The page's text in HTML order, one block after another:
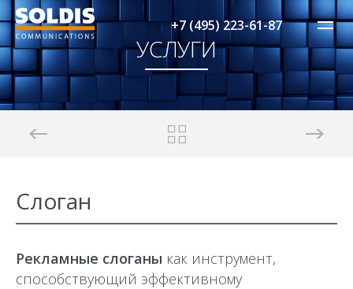
+7 (495) 223-61-87
УСЛУГИ
Слоган
Рекламные слоганы как инструмент,
способствующий эффективному